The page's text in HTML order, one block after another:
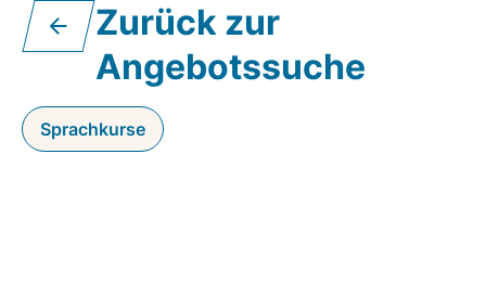
Zurück zur
Angebotssuche
Sprachkurse